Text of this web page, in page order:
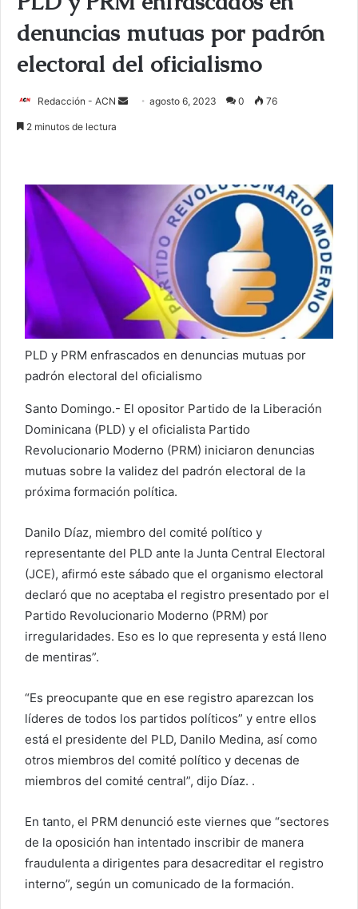
denuncias mutuas por padrón
electoral del oficialismo
Redacción - ACN
c
r
o
e
c
t
r
o
agosto 6, 2023 0 76
2 minutos de lectura
PLD y PRM enfrascados en denuncias mutuas por
padrón electoral del oficialismo
Santo Domingo.- El opositor Partido de la Liberación
Dominicana (PLD) y el oficialista Partido
Revolucionario Moderno (PRM) iniciaron denuncias
mutuas sobre la validez del padrón electoral de la
próxima formación política.
Danilo Díaz, miembro del comité político y
representante del PLD ante la Junta Central Electoral
(JCE), afirmó este sábado que el organismo electoral
declaró que no aceptaba el registro presentado por el
Partido Revolucionario Moderno (PRM) por
irregularidades. Eso es lo que representa y está lleno
de mentiras”.
“Es preocupante que en ese registro aparezcan los
líderes de todos los partidos políticos” y entre ellos
está el presidente del PLD, Danilo Medina, así como
otros miembros del comité político y decenas de
miembros del comité central”, dijo Díaz. .
En tanto, el PRM denunció este viernes que “sectores
de la oposición han intentado inscribir de manera
fraudulenta a dirigentes para desacreditar el registro
interno”, según un comunicado de la formación.